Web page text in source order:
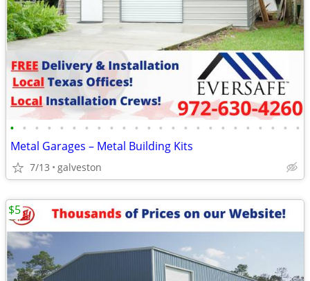
• • • • • • • • • • • • • • • • • • • • • • • •
Metal Garages – Metal Building Kits
7/13 galveston
$5